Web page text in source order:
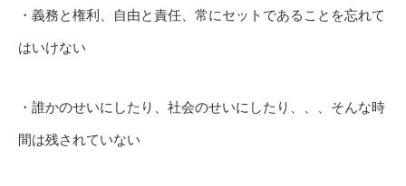
・義務と権利、自由と責任、常にセットであることを忘れて
はいけない
・誰かのせいにしたり、社会のせいにしたり、、、そんな時
間は残されていない